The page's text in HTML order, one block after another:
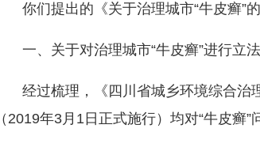
你们提出的《关于治理城市“牛皮癣”的
一、关于对治理城市“牛皮癣”进行立
经过梳理，《四川省城乡环境综合治理
（2019年3月1日正式施行）均对“牛皮癣”